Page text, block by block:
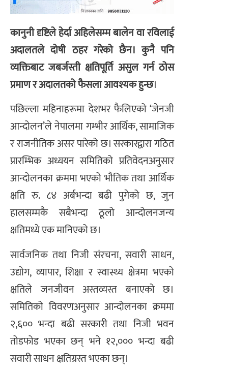
कानुनी दृष्टिले हेर्दा अहिलेसम्म बालेन वा रविलाई
अदालतले दोषी ठहर गरेको छैन। कुनै पनि
व्यक्तिबाट जबर्जस्ती क्षतिपूर्ति असुल गर्न ठोस
प्रमाण र अदालतको फैसला आवश्यक हुन्छ।
पछिल्ला महिनाहरूमा देशभर फैलिएको ‘जेनजी
आन्दोलन’ले नेपालमा गम्भीर आर्थिक, सामाजिक
र राजनीतिक असर पारेको छ। सरकारद्वारा गठित
प्रारम्भिक अध्ययन समितिको प्रतिवेदनअनुसार
आन्दोलनका क्रममा भएको भौतिक तथा आर्थिक
क्षति रु. ८४ अर्बभन्दा बढी पुगेको छ, जुन
हालसम्मकै सबैभन्दा ठूलो आन्दोलनजन्य
क्षतिमध्ये एक मानिएको छ।
सार्वजनिक तथा निजी संरचना, सवारी साधन,
उद्योग, व्यापार, शिक्षा र स्वास्थ्य क्षेत्रमा भएको
क्षतिले जनजीवन अस्तव्यस्त बनाएको छ।
समितिको विवरणअनुसार आन्दोलनका क्रममा
२,६०० भन्दा बढी सरकारी तथा निजी भवन
तोडफोड भएका छन् भने १२,००० भन्दा बढी
सवारी साधन क्षतिग्रस्त भएका छन्।